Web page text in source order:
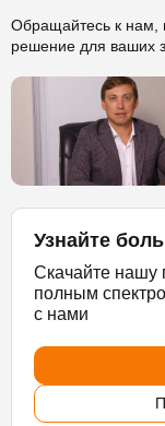
Узнайте
Скачайте нашу
полным
с нами
Обращайтесь к нам,
решение для ваших